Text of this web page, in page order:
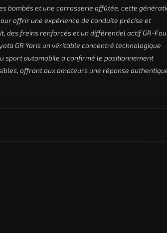
bombés et une carrosserie affûtée, cette
offrir une expérience de conduite précise et
des freins renforcés et un différentiel actif GR-
GR Yaris un véritable concentré technologique
sport automobile a confirmé le positionnement
offrant aux amateurs une réponse